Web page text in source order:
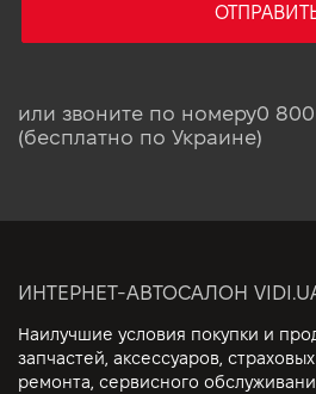
или звоните по номеру0
(бесплатно по Украине)
ИНТЕРНЕТ-АВТОСАЛОН
Наилучшие условия покупки и
запчастей, аксессуаров, страховых
ремонта, сервисного